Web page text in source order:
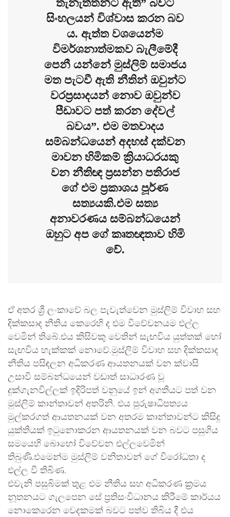
තැනැත්තන්ට ඇති” බවට
සිංහලයන් විශ්වාස කරන බව
ය. ඇත්ත වශයෙන්ම
විමර්ශනාත්මකව බැලීමේදී
පෙනී යන්නේ මුස්ලිම් සමාජය
මත පැටවී ඇති නීතින් ඔවුන්ට
වරප්‍රසාදයන් නොව ඔවුන්ව
පීඩාවට පත් කරන දේවල්
බවය”. එම මතවාදය
සම්බන්ධයෙන් අදහස් දක්වන
මාවන හිමිකම් ක්‍රියාධරයකු
වන නීතිඥ ප්‍රසන්න පතිරාජ
ගේ එම ප්‍රකාශය පූර්ණ
සත්‍යයකි.එම සත්‍ය
අනාවරණය සම්බන්ධයෙන්
ඔහුට අප ගේ කෘතඥතාව හිමි
වේ.
ඒ අතර ශ්‍රී ලංකාවේ බල පැවැත්වෙන මුස්ලිම් විවාහ සහ
දික්කසාද නීතිය කෙරෙහි ද එම විවේචනයම එල්ල
වෙමින් තිබේ.එය කිසිවකු වෙතින් සැඟවිය යුත්තක් හෝ
සැඟවිය හැක්කක් නොවේ.මුස්ලිම් විවාහ සහ දික්කසාද
නීතිය පසිඳලන අධිකරණ ආයතනයක් වන ක්වාසි
උසාවි සම්බන්ධයෙන් වඩාත් සාධාරණ වූ
දුක්ගැනවිල්ලක් ඉදිරිපත් වනුයේ ඉන් අගතියට පත් වන
මුස්ලිම් කාන්තාවන් අතරිනි. එය පුරුෂාධිපත්‍යය
මුල්කරගත් ආයතනයක් වන අතරම කාන්තාවන්ට කිසිදු
යුක්තියක් ඉටුනොකරන ආයතනයක් වන බවට පසුගිය
සමයෙහි බොහෝ විවේචන එල්ලවෙමින්
තිබුණි.එමෙන්ම මුස්ලිම් වනිතාවන් ගේ විරෝධතා ද
එල්ල වී තිබිණ.
එවැනි පසුබිමක් තුළ එම නීතිය සහ අධිකරණ ක්‍රමය
නූතනයට ගැලපෙන සේ ප්‍රතිසංවිධානය කිරීමේ කාර්යය
නොකෙරෙන වෙදකමක් බවට පත්ව තිබිය දී එය